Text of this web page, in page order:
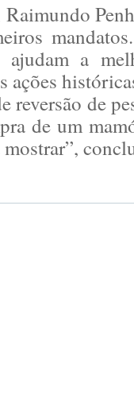
a
ações
reversão de
de um